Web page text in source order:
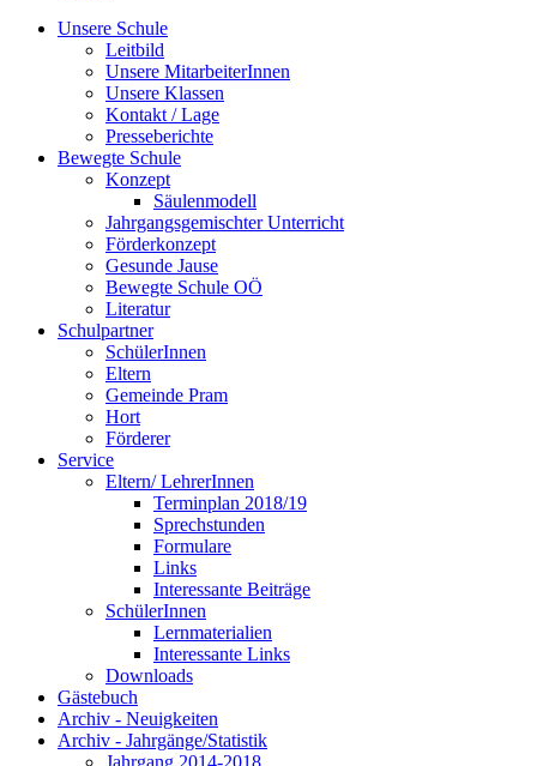
Unsere Schule
Leitbild
Unsere MitarbeiterInnen
Unsere Klassen
Kontakt / Lage
Presseberichte
Bewegte Schule
Konzept
Säulenmodell
Jahrgangsgemischter Unterricht
Förderkonzept
Gesunde Jause
Bewegte Schule OÖ
Literatur
Schulpartner
SchülerInnen
Eltern
Gemeinde Pram
Hort
Förderer
Service
Eltern/ LehrerInnen
Terminplan 2018/19
Sprechstunden
Formulare
Links
Interessante Beiträge
SchülerInnen
Lernmaterialien
Interessante Links
Downloads
Gästebuch
Archiv - Neuigkeiten
Archiv - Jahrgänge/Statistik